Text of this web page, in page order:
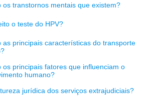
os transtornos mentais que existem?
o teste do HPV?
as principais características do transporte
os principais fatores que influenciam o
humano?
jurídica dos serviços extrajudiciais?